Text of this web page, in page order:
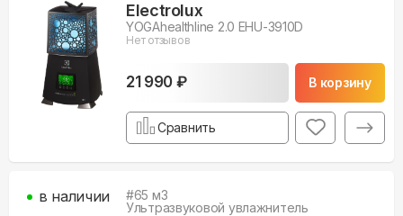
Electrolux
YOGAhealthline 2.0 EHU-3910D
Нет отзывов
21 990 ₽ В корзину
Сравнить
#65 м3
Ультразвуковой увлажнитель
в наличии